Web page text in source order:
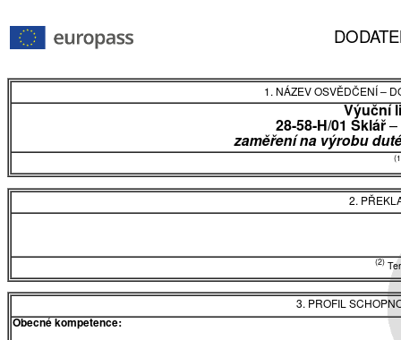
1. NÁZEV OSVĚDČENÍ –
Výuční
28-58-H/01 Sklář –
zaměření na výrobu
2.
(2)
3. PROFIL
Obecné kompetence: